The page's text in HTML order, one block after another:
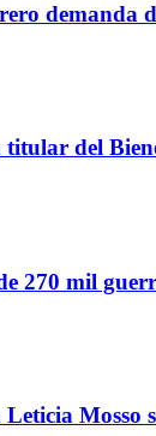
demanda
titular del
270 mil
Leticia Mosso